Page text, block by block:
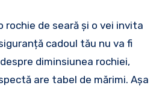
rochie de seară și o vei invita
cadoul tău nu va fi
diminsiunea rochiei,
are tabel de mărimi. Așa